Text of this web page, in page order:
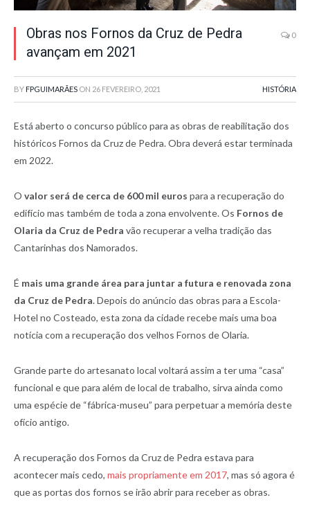
Obras nos Fornos da Cruz de Pedra
avançam em 2021
0
BY FPGUIMARÃES ON 26 FEVEREIRO, 2021 HISTÓRIA
Está aberto o concurso público para as obras de reabilitação dos
históricos Fornos da Cruz de Pedra. Obra deverá estar terminada
em 2022.
O valor será de cerca de 600 mil euros para a recuperação do
edifício mas também de toda a zona envolvente. Os Fornos de
Olaria da Cruz de Pedra vão recuperar a velha tradição das
Cantarinhas dos Namorados.
É mais uma grande área para juntar a futura e renovada zona
da Cruz de Pedra. Depois do anúncio das obras para a Escola-
Hotel no Costeado, esta zona da cidade recebe mais uma boa
notícia com a recuperação dos velhos Fornos de Olaria.
Grande parte do artesanato local voltará assim a ter uma “casa”
funcional e que para além de local de trabalho, sirva ainda como
uma espécie de “fábrica-museu” para perpetuar a memória deste
ofício antigo.
A recuperação dos Fornos da Cruz de Pedra estava para
acontecer mais cedo, mais propriamente em 2017, mas só agora é
que as portas dos fornos se irão abrir para receber as obras.